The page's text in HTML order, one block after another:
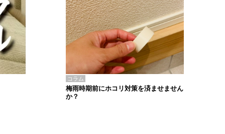
コラム
梅雨時期前にホコリ対策を済ませません
か？